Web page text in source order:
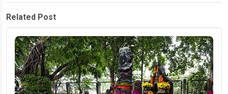
Related Post